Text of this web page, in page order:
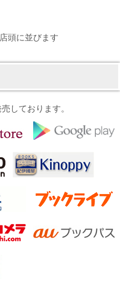
頭に並びます
しております。